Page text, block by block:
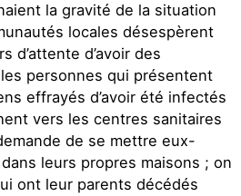
la gravité de la situation
locales désespèrent
d’attente d’avoir des
personnes qui présentent
effrayés d’avoir été infectés
vers les centres sanitaires
de se mettre eux-
leurs propres maisons ; on
ont leur parents décédés